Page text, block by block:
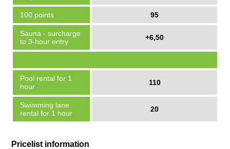
100 points 95
Sauna - surcharge
to 3-hour entry
+6,50
Pool rental for 1
hour
110
Swimming lane
rental for 1 hour
20
Pricelist information